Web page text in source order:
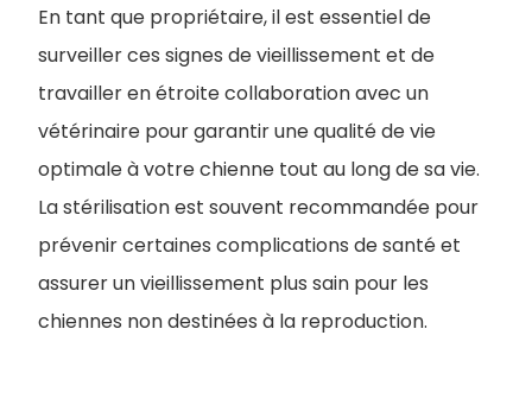
En tant que propriétaire, il est essentiel de
surveiller ces signes de vieillissement et de
travailler en étroite collaboration avec un
vétérinaire pour garantir une qualité de vie
optimale à votre chienne tout au long de sa vie.
La stérilisation est souvent recommandée pour
prévenir certaines complications de santé et
assurer un vieillissement plus sain pour les
chiennes non destinées à la reproduction.